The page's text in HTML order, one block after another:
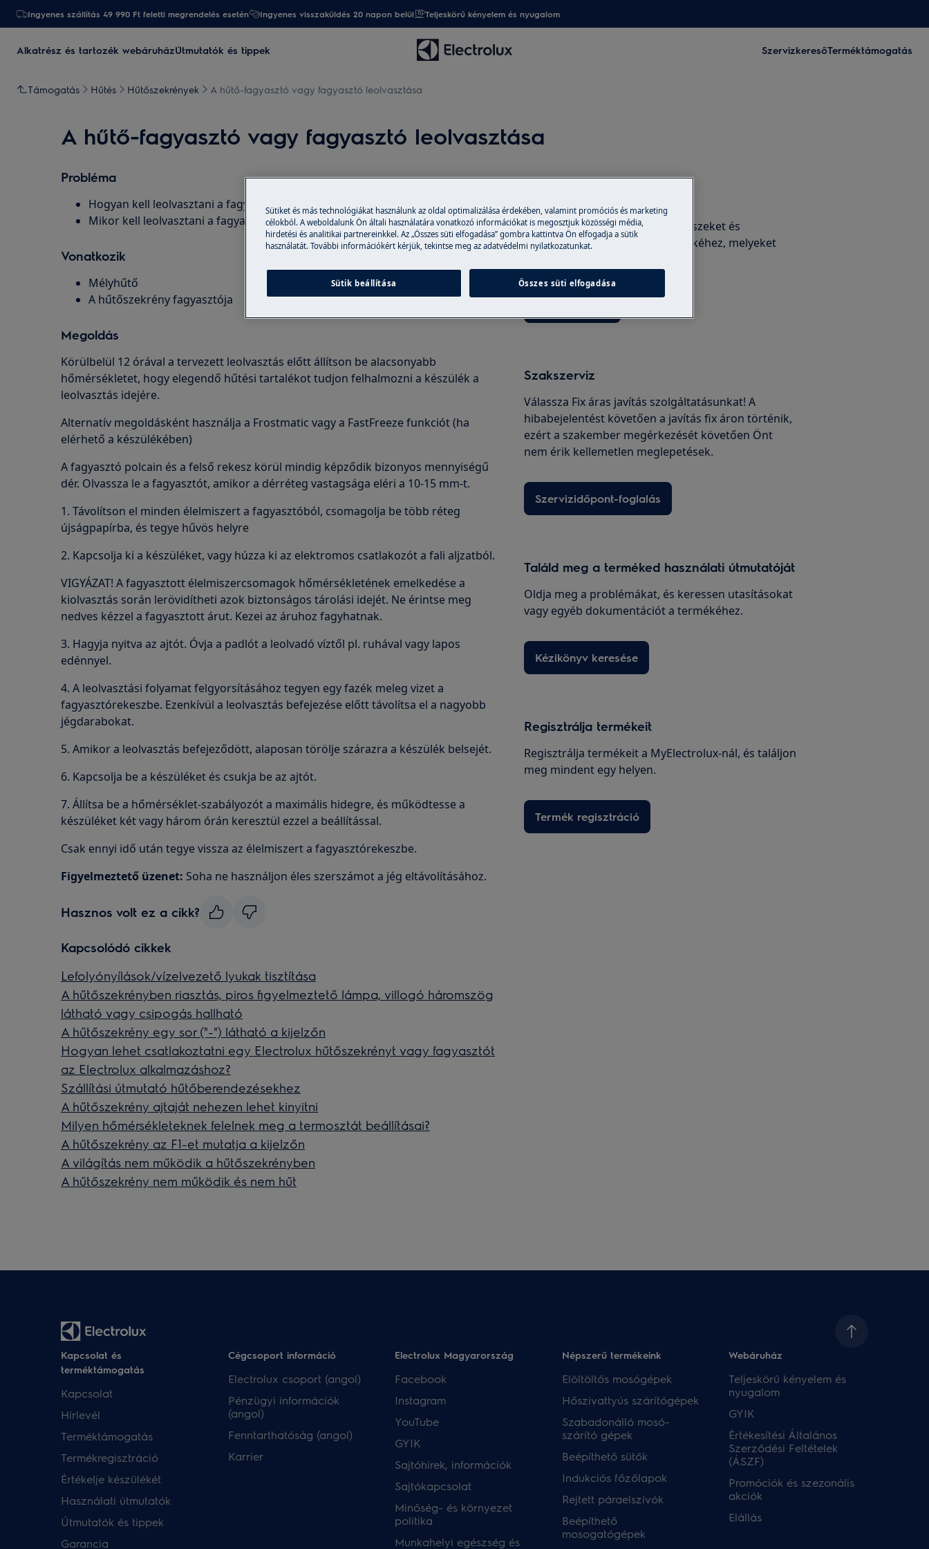
Ingyenes szállítás 49 990 Ft feletti megrendelés esetén Ingyenes visszaküldés 20 napon belül Teljeskörű kényelem és nyugalom
Alkatrész és tartozék webáruházÚtmutatók és tippek SzervizkeresőTerméktámogatás
Támogatás Hűtés Hűtőszekrények A hűtő-fagyasztó vagy fagyasztó leolvasztása
A hűtő-fagyasztó vagy fagyasztó leolvasztása
Probléma
Hogyan kell leolvasztani a fagyasztót?
Mikor kell leolvasztani a fagyasztót?
Vonatkozik
Mélyhűtő
A hűtőszekrény fagyasztója
Megoldás
Körülbelül 12 órával a tervezett leolvasztás előtt állítson be alacsonyabb
hőmérsékletet, hogy elegendő hűtési tartalékot tudjon felhalmozni a készülék a
leolvasztás idejére.
Alternatív megoldásként használja a Frostmatic vagy a FastFreeze funkciót (ha
elérhető a készülékében)
A fagyasztó polcain és a felső rekesz körül mindig képződik bizonyos mennyiségű
dér. Olvassza le a fagyasztót, amikor a dérréteg vastagsága eléri a 10-15 mm-t.
1. Távolítson el minden élelmiszert a fagyasztóból, csomagolja be több réteg
újságpapírba, és tegye hűvös helyre
2. Kapcsolja ki a készüléket, vagy húzza ki az elektromos csatlakozót a fali aljzatból.
VIGYÁZAT! A fagyasztott élelmiszercsomagok hőmérsékletének emelkedése a
kiolvasztás során lerövidítheti azok biztonságos tárolási idejét. Ne érintse meg
nedves kézzel a fagyasztott árut. Kezei az áruhoz fagyhatnak.
3. Hagyja nyitva az ajtót. Óvja a padlót a leolvadó víztől pl. ruhával vagy lapos
edénnyel.
4. A leolvasztási folyamat felgyorsításához tegyen egy fazék meleg vizet a
fagyasztórekeszbe. Ezenkívül a leolvasztás befejezése előtt távolítsa el a nagyobb
jégdarabokat.
5. Amikor a leolvasztás befejeződött, alaposan törölje szárazra a készülék belsejét.
6. Kapcsolja be a készüléket és csukja be az ajtót.
7. Állítsa be a hőmérséklet-szabályozót a maximális hidegre, és működtesse a
készüléket két vagy három órán keresztül ezzel a beállítással.
Csak ennyi idő után tegye vissza az élelmiszert a fagyasztórekeszbe.
Figyelmeztető üzenet: Soha ne használjon éles szerszámot a jég eltávolításához.
Hasznos volt ez a cikk?
Kapcsolódó cikkek
Lefolyónyílások/vízelvezető lyukak tisztítása
A hűtőszekrényben riasztás, piros figyelmeztető lámpa, villogó háromszög
látható vagy csipogás hallható
A hűtőszekrény egy sor ("-") látható a kijelzőn
Hogyan lehet csatlakoztatni egy Electrolux hűtőszekrényt vagy fagyasztót
az Electrolux alkalmazáshoz?
Szállítási útmutató hűtőberendezésekhez
A hűtőszekrény ajtaját nehezen lehet kinyitni
Milyen hőmérsékleteknek felelnek meg a termosztát beállításai?
A hűtőszekrény az F1-et mutatja a kijelzőn
A világítás nem működik a hűtőszekrényben
A hűtőszekrény nem működik és nem hűt
A webáruházban eredeti alkatrészeket és
tartozékokat vásárolhat készülékéhez, melyeket
Szakszerviz
Válassza Fix áras javítás szolgáltatásunkat! A
hibabejelentést követően a javítás fix áron történik,
ezért a szakember megérkezését követően Önt
nem érik kellemetlen meglepetések.
Szervizidőpont-foglalás
Találd meg a terméked használati útmutatóját
Oldja meg a problémákat, és keressen utasításokat
vagy egyéb dokumentációt a termékéhez.
Kézikönyv keresése
Regisztrálja termékeit
Regisztrálja termékeit a MyElectrolux-nál, és találjon
meg mindent egy helyen.
Termék regisztráció
Kapcsolat és
terméktámogatás
Kapcsolat
Hírlevél
Terméktámogatás
Termékregisztráció
Értékelje készülékét
Használati útmutatók
Útmutatók és tippek
Garancia
Cégcsoport információ
Electrolux csoport (angol)
Pénzügyi információk
(angol)
Fenntarthatóság (angol)
Karrier
Electrolux Magyarország
Facebook
Instagram
YouTube
GYIK
Sajtóhírek, információk
Sajtókapcsolat
Minőség- és környezet
politika
Munkahelyi egészség és
Népszerű termékeink
Elöltöltős mosógépek
Hőszivattyús szárítógépek
Szabadonálló mosó-
szárító gépek
Beépíthető sütők
Indukciós főzőlapok
Rejtett páraelszívók
Beépíthető
mosogatógépek
Webáruház​
Teljeskörű kényelem és
nyugalom
GYIK
Értékesítési Általános
Szerződési Feltételek
(ÁSZF)
Promóciók és szezonális
akciók
Elállás
Sütiket és más technológiákat használunk az oldal optimalizálása érdekében, valamint promóciós és marketing
célokból. A weboldalunk Ön általi használatára vonatkozó információkat is megosztjuk közösségi média,
hirdetési és analitikai partnereinkkel. Az „Összes süti elfogadása” gombra kattintva Ön elfogadja a sütik
használatát. További információkért kérjük, tekintse meg az adatvédelmi nyilatkozatunkat.
Sütik beállítása Összes süti elfogadása